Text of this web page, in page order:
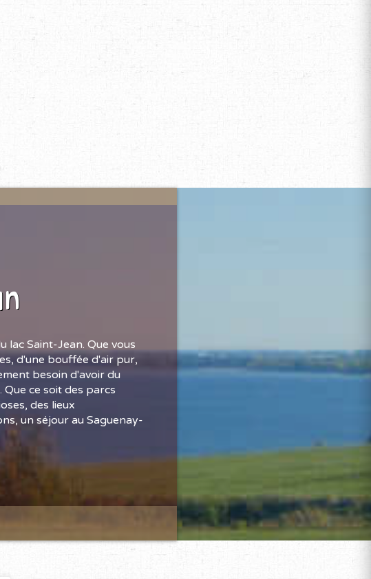
lac Saint-Jean. Que vous
d'une bouffée d'air pur,
besoin d'avoir du
ce soit des parcs
des lieux
un séjour au Saguenay-